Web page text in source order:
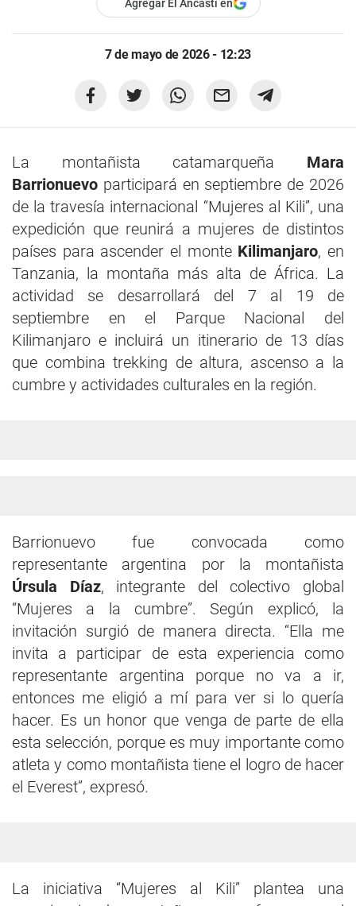
Agregar El Ancasti en
7 de mayo de 2026 - 12:23
La montañista catamarqueña Mara
Barrionuevo participará en septiembre de 2026
de la travesía internacional “Mujeres al Kili”, una
expedición que reunirá a mujeres de distintos
países para ascender el monte Kilimanjaro, en
Tanzania, la montaña más alta de África. La
actividad se desarrollará del 7 al 19 de
septiembre en el Parque Nacional del
Kilimanjaro e incluirá un itinerario de 13 días
que combina trekking de altura, ascenso a la
cumbre y actividades culturales en la región.
Barrionuevo fue convocada como
representante argentina por la montañista
Úrsula Díaz, integrante del colectivo global
“Mujeres a la cumbre”. Según explicó, la
invitación surgió de manera directa. “Ella me
invita a participar de esta experiencia como
representante argentina porque no va a ir,
entonces me eligió a mí para ver si lo quería
hacer. Es un honor que venga de parte de ella
esta selección, porque es muy importante como
atleta y como montañista tiene el logro de hacer
el Everest”, expresó.
La iniciativa “Mujeres al Kili” plantea una